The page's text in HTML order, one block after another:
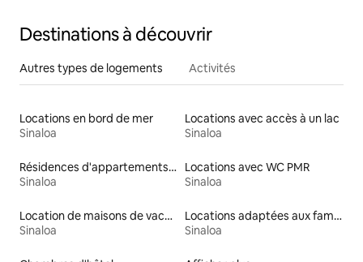
Destinations à découvrir
Autres types de logements Activités
Locations en bord de mer
Sinaloa
Locations avec accès à un lac
Sinaloa
Résidences d'appartements en location
Sinaloa
Locations avec WC PMR
Sinaloa
Location de maisons de vacances
Sinaloa
Locations adaptées aux familles
Sinaloa